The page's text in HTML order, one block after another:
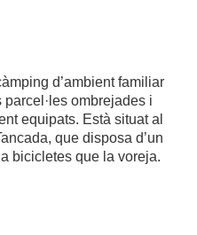
d’ambient familiar
ombrejades i
equipats. Està situat al
que disposa d’un
bicicletes que la voreja.